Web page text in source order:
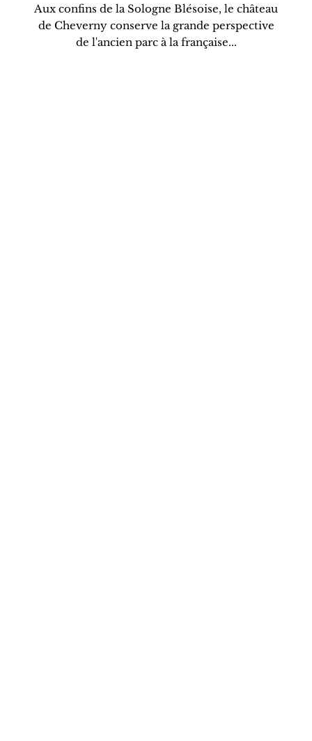
Aux confins de la Sologne Blésoise, le château
de Cheverny conserve la grande perspective
de l'ancien parc à la française...